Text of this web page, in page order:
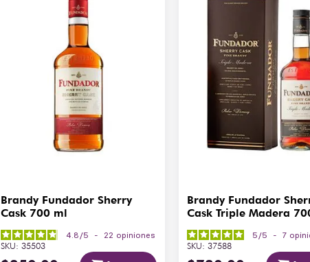
Gusto y Retrogusto
Brandy Fundador Sherry
Cask 700 ml
4.8 /5 - 22 opiniones
SKU: 35503
Brandy Fundador
Cask Triple Madera
5 /5 - 7
SKU:37588